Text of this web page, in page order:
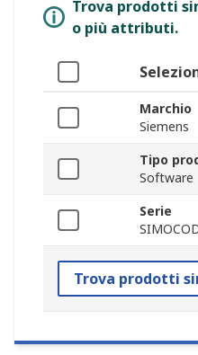
Trova prodotti
o più attributi.
Marchio
Siemens
Tipo
Software
Serie
Trova prodotti